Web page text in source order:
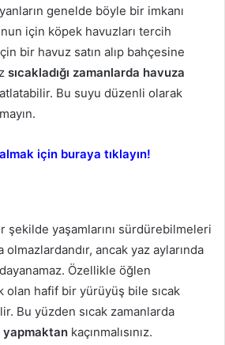
genelde böyle bir imkanı
için köpek havuzları tercih
bir havuz satın alıp bahçesine
sıcakladığı zamanlarda havuza
Bu suyu düzenli olarak
için buraya tıklayın!
şekilde yaşamlarını sürdürebilmeleri
ancak yaz aylarında
Özellikle öğlen
olan hafif bir yürüyüş bile sıcak
Bu yüzden sıcak zamanlarda
yapmaktan kaçınmalısınız.